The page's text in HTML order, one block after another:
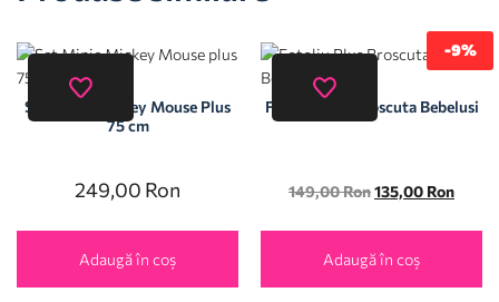
Set Minie Mickey Mouse Plus
75 cm
249,00 Ron
Adaugă în coș
-9%
Fotoliu Plus Broscuta Bebelusi
149,00Ron135,00 Ron
Adaugă în coș